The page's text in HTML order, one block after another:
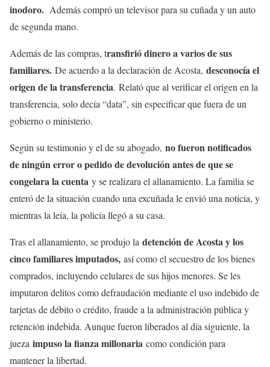
inodoro. Además compró un televisor para su cuñada y un auto
de segunda mano.
Además de las compras, transfirió dinero a varios de sus
familiares. De acuerdo a la declaración de Acosta, desconocía el
origen de la transferencia. Relató que al verificar el origen en la
transferencia, solo decía “data”, sin especificar que fuera de un
gobierno o ministerio.
Según su testimonio y el de su abogado, no fueron notificados
de ningún error o pedido de devolución antes de que se
congelara la cuenta y se realizara el allanamiento. La familia se
enteró de la situación cuando una excuñada le envió una noticia, y
mientras la leía, la policía llegó a su casa.
Tras el allanamiento, se produjo la detención de Acosta y los
cinco familiares imputados, así como el secuestro de los bienes
comprados, incluyendo celulares de sus hijos menores. Se les
imputaron delitos como defraudación mediante el uso indebido de
tarjetas de débito o crédito, fraude a la administración pública y
retención indebida. Aunque fueron liberados al día siguiente, la
jueza impuso la fianza millonaria como condición para
mantener la libertad.